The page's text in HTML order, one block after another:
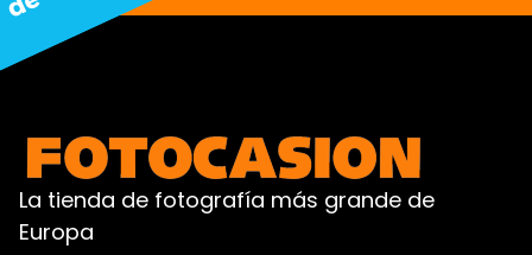
La tienda de fotografía más grande de
Europa